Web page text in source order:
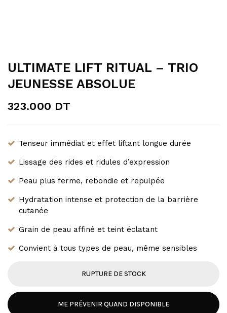
ULTIMATE LIFT RITUAL – TRIO
JEUNESSE ABSOLUE
323.000 DT
Tenseur immédiat et effet liftant longue durée
Lissage des rides et ridules d’expression
Peau plus ferme, rebondie et repulpée
Hydratation intense et protection de la barrière
cutanée
Grain de peau affiné et teint éclatant
Convient à tous types de peau, même sensibles
RUPTURE DE STOCK
ME PRÉVENIR QUAND DISPONIBLE